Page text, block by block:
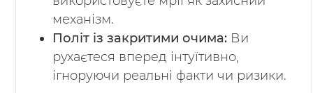
механізм.
Політ із закритими очима: Ви
рухаєтеся вперед інтуїтивно,
ігноруючи реальні факти чи ризики.